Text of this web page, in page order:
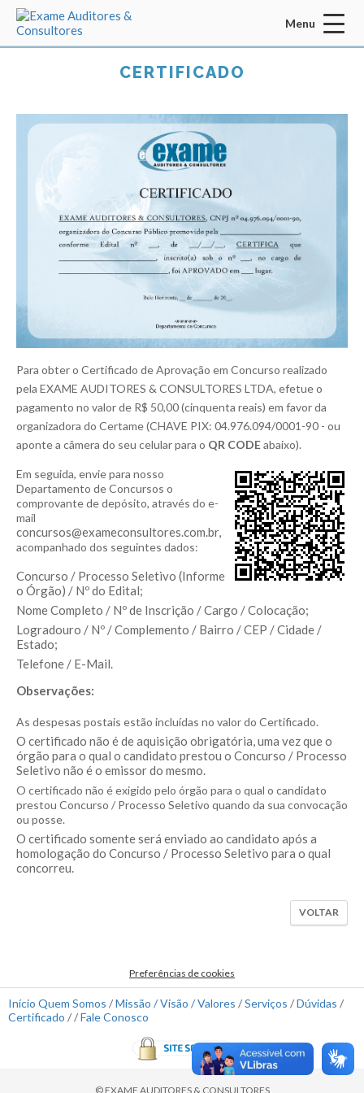
Acessar Área do Candidato:
ENTRAR
Esqueci a senha CADASTRO
INÍCIO
MISSÃO / VISÃO / VALORES
SERVIÇOS
DÚVIDAS
CERTIFICADO
FALE CONOSCO
Busca:
Menu
CERTIFICADO
Para obter o Certificado de Aprovação em Concurso realizado
pela EXAME AUDITORES & CONSULTORES LTDA, efetue o
pagamento no valor de R$ 50,00 (cinquenta reais) em favor da
organizadora do Certame (CHAVE PIX: 04.976.094/0001-90 - ou
aponte a câmera do seu celular para o QR CODEabaixo).
Em seguida, envie para nosso
Departamento de Concursos o
comprovante de depósito, através do e-
mail
concursos@exameconsultores.com.br,
acompanhado dos seguintes dados:
Concurso / Processo Seletivo (Informe
o Órgão) / Nº do Edital;
Nome Completo / Nº de Inscrição / Cargo / Colocação;
Logradouro / Nº / Complemento / Bairro / CEP / Cidade /
Estado;
Telefone / E-Mail.
Observações:
As despesas postais estão incluídas no valor do Certificado.
O certificado não é de aquisição obrigatória, uma vez que o
órgão para o qual o candidato prestou o Concurso / Processo
Seletivo não é o emissor do mesmo.
O certificado não é exigido pelo órgão para o qual o candidato
prestou Concurso / Processo Seletivo quando da sua convocação
ou posse.
O certificado somente será enviado ao candidato após a
homologação do Concurso / Processo Seletivo para o qual
concorreu.
VOLTAR
Preferências de cookies
Início Quem Somos /Missão / Visão / Valores /Serviços /Dúvidas /
Certificado / /Fale Conosco
© EXAME AUDITORES & CONSULTORES